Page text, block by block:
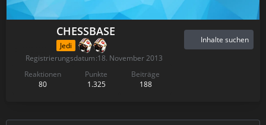
CHESSBASE
Jedi
Reaktionen
80
Punkte
1.325
Beiträge
188
Inhalte suchen
Registrierungsdatum 18. November 2013